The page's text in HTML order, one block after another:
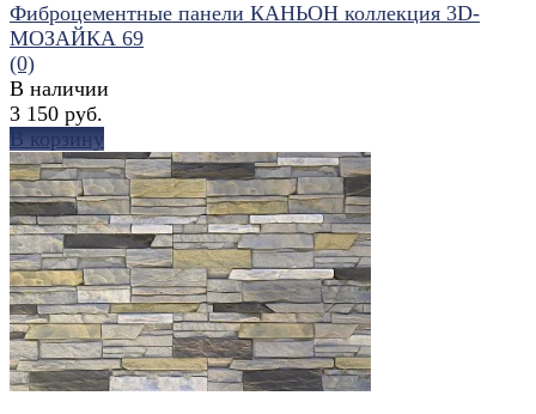
избранное сравнить
Фиброцементные панели КАНЬОН коллекция 3D-
МОЗАЙКА 69
(0)
В наличии
3 150 руб.
В корзину